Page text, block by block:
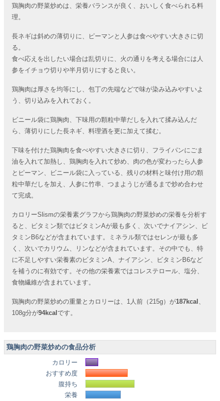
鶏胸肉の野菜炒めは、栄養バランスが良く、おいしく食べられる料
理。
長ネギは斜めの薄切りに、ピーマンと人参は食べやすい大きさに切
る。
食べ応えを出したい場合は乱切りに、火の通りを考える場合には人
参をイチョウ切りや半月切りにすると良い。
鶏胸肉は厚さを均等にし、包丁の先端などで味が染み込みやすいよ
う、切り込みを入れておく。
ビニール袋に鶏胸肉、下味用の顆粒中華だしを入れて揉み込んだ
ら、薄切りにした長ネギ、料理酒を更に加えて揉む。
下味を付けた鶏胸肉を食べやすい大きさに切り、フライパンにごま
油を入れて加熱し、鶏胸肉を入れて炒め、肉の色が変わったら人参
とピーマン、ビニール袋に入っている、残りの材料と味付け用の顆
粒中華だしを加え、人参に竹串、つまようじが通るまで炒め合わせ
て完成。
カロリーSlismの栄養素グラフから鶏胸肉の野菜炒めの栄養を分析す
ると、ビタミン類ではビタミンAが最も多く、次いでナイアシン、ビ
タミンB6などが含まれています。ミネラル類ではセレンが最も多
く、次いでカリウム、リンなどが含まれています。その中でも、特
に不足しやすい栄養素のビタミンA、ナイアシン、ビタミンB6など
を補うのに有効です。その他の栄養素ではコレステロール、塩分、
食物繊維が含まれています。
鶏胸肉の野菜炒めの重量とカロリーは、1人前（215g）が187kcal 、
108g分が94kcal です。
鶏胸肉の野菜炒めの食品分析
カロリー
おすすめ度
腹持ち
栄養